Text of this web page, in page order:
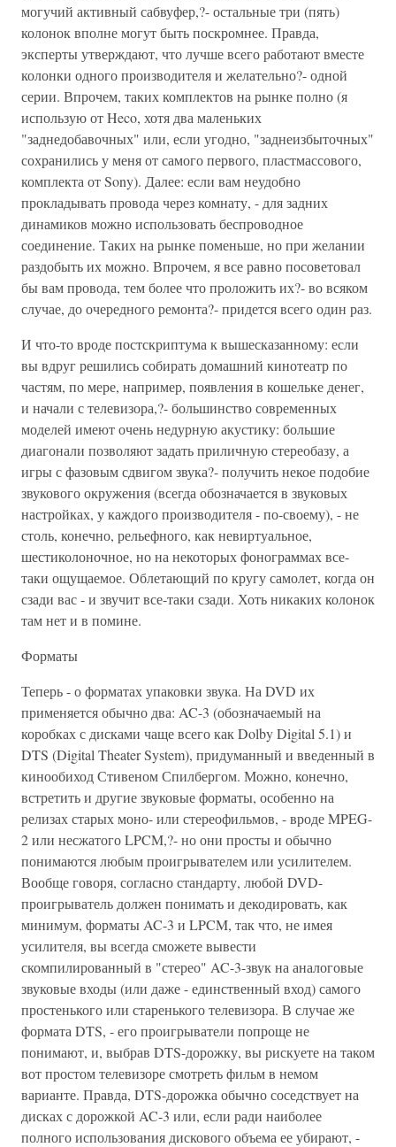
могучий активный сабвуфер,?- остальные три (пять)
колонок вполне могут быть поскромнее. Правда,
эксперты утверждают, что лучше всего работают вместе
колонки одного производителя и желательно?- одной
серии. Впрочем, таких комплектов на рынке полно (я
использую от Heco, хотя два маленьких
"заднедобавочных" или, если угодно, "заднеизбыточных"
сохранились у меня от самого первого, пластмассового,
комплекта от Sony). Далее: если вам неудобно
прокладывать провода через комнату, - для задних
динамиков можно использовать беспроводное
соединение. Таких на рынке поменьше, но при желании
раздобыть их можно. Впрочем, я все равно посоветовал
бы вам провода, тем более что проложить их?- во всяком
случае, до очередного ремонта?- придется всего один раз.
И что-то вроде постскриптума к вышесказанному: если
вы вдруг решились собирать домашний кинотеатр по
частям, по мере, например, появления в кошельке денег,
и начали с телевизора,?- большинство современных
моделей имеют очень недурную акустику: большие
диагонали позволяют задать приличную стереобазу, а
игры с фазовым сдвигом звука?- получить некое подобие
звукового окружения (всегда обозначается в звуковых
настройках, у каждого производителя - по-своему), - не
столь, конечно, рельефного, как невиртуальное,
шестиколоночное, но на некоторых фонограммах все-
таки ощущаемое. Облетающий по кругу самолет, когда он
сзади вас - и звучит все-таки сзади. Хоть никаких колонок
там нет и в помине.
Форматы
Теперь - о форматах упаковки звука. На DVD их
применяется обычно два: AC-3 (обозначаемый на
коробках с дисками чаще всего как Dolby Digital 5.1) и
DTS (Digital Theater System), придуманный и введенный в
кинообиход Стивеном Спилбергом. Можно, конечно,
встретить и другие звуковые форматы, особенно на
релизах старых моно- или стереофильмов, - вроде MPEG-
2 или несжатого LPCM,?- но они просты и обычно
понимаются любым проигрывателем или усилителем.
Вообще говоря, согласно стандарту, любой DVD-
проигрыватель должен понимать и декодировать, как
минимум, форматы AC-3 и LPCM, так что, не имея
усилителя, вы всегда сможете вывести
скомпилированный в "стерео" AC-3-звук на аналоговые
звуковые входы (или даже - единственный вход) самого
простенького или старенького телевизора. В случае же
формата DTS, - его проигрыватели попроще не
понимают, и, выбрав DTS-дорожку, вы рискуете на таком
вот простом телевизоре смотреть фильм в немом
варианте. Правда, DTS-дорожка обычно соседствует на
дисках с дорожкой AC-3 или, если ради наиболее
полного использования дискового объема ее убирают, -